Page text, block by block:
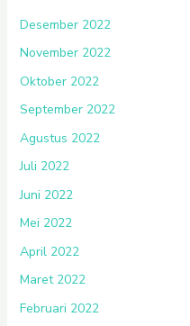
Desember 2022
November 2022
Oktober 2022
September 2022
Agustus 2022
Juli 2022
Juni 2022
Mei 2022
April 2022
Maret 2022
Februari 2022